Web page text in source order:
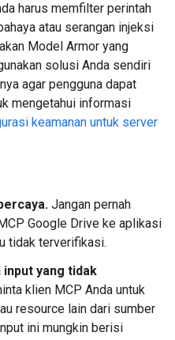
harus memfilter perintah
atau serangan injeksi
Model Armor yang
solusi Anda sendiri
agar pengguna dapat
mengetahui informasi
keamanan untuk server
Jangan pernah
Google Drive ke aplikasi
tidak terverifikasi.
yang tidak
klien MCP Anda untuk
resource lain dari sumber
ini mungkin berisi